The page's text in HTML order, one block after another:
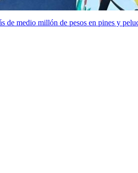
de medio millón de pesos en pines y